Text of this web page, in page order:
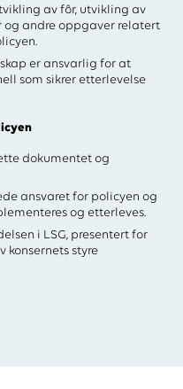
av fôr, utvikling av
og andre oppgaver relatert
er ansvarlig for at
som sikrer etterlevelse
dokumentet og
ansvaret for policyen og
og etterleves.
i LSG, presentert for
konsernets styre